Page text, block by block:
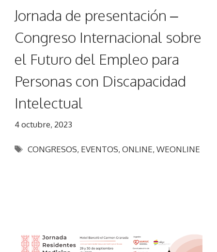
Jornada de presentación –
Congreso Internacional sobre
el Futuro del Empleo para
Personas con Discapacidad
Intelectual
4 octubre, 2023
Etiquetas
CONGRESOS, EVENTOS,ONLINE,WEONLINE